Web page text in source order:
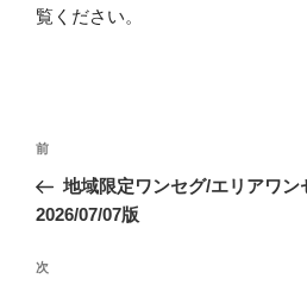
覧ください。
投
ナ
ゲ
前
の
投
前
地域限定ワンセグ/エリアワン
2026/07/07版
次
次